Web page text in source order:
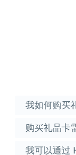
我如何购买
购买礼品卡
我可以通过